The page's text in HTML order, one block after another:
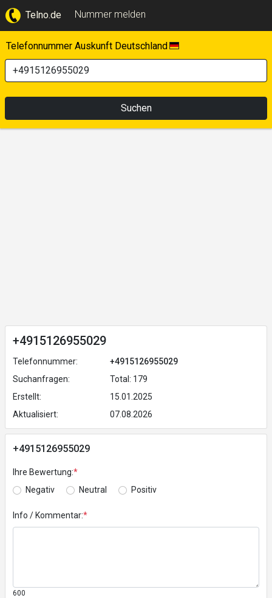
Telno.de Nummer melden
Telefonnummer Auskunft Deutschland
Suchen
+4915126955029
Telefonnummer:
+4915126955029
Suchanfragen:
Total: 179
Erstellt:
15.01.2025
Aktualisiert:
07.08.2026
+4915126955029
Ihre Bewertung:*
Negativ
Neutral Positiv
Info / Kommentar:*
600